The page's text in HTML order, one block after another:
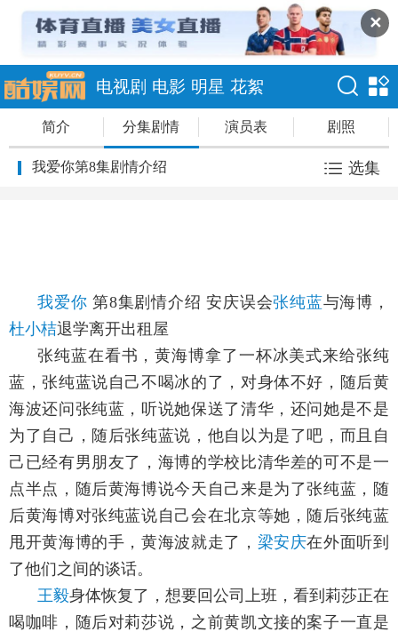
✕
电视剧 电影 明星 花絮
简介 分集剧情 演员表 剧照
我爱你第8集剧情介绍 选集
我爱你 第8集剧情介绍 安庆误会张纯蓝与海博，
杜小桔退学离开出租屋
张纯蓝在看书，黄海博拿了一杯冰美式来给张纯
蓝，张纯蓝说自己不喝冰的了，对身体不好，随后黄
海波还问张纯蓝，听说她保送了清华，还问她是不是
为了自己，随后张纯蓝说，他自以为是了吧，而且自
己已经有男朋友了，海博的学校比清华差的可不是一
点半点，随后黄海博说今天自己来是为了张纯蓝，随
后黄海博对张纯蓝说自己会在北京等她，随后张纯蓝
甩开黄海博的手，黄海波就走了， 梁安庆在外面听到
了他们之间的谈话。
王毅身体恢复了，想要回公司上班，看到莉莎正在
喝咖啡，随后对莉莎说，之前黄凯文接的案子一直是